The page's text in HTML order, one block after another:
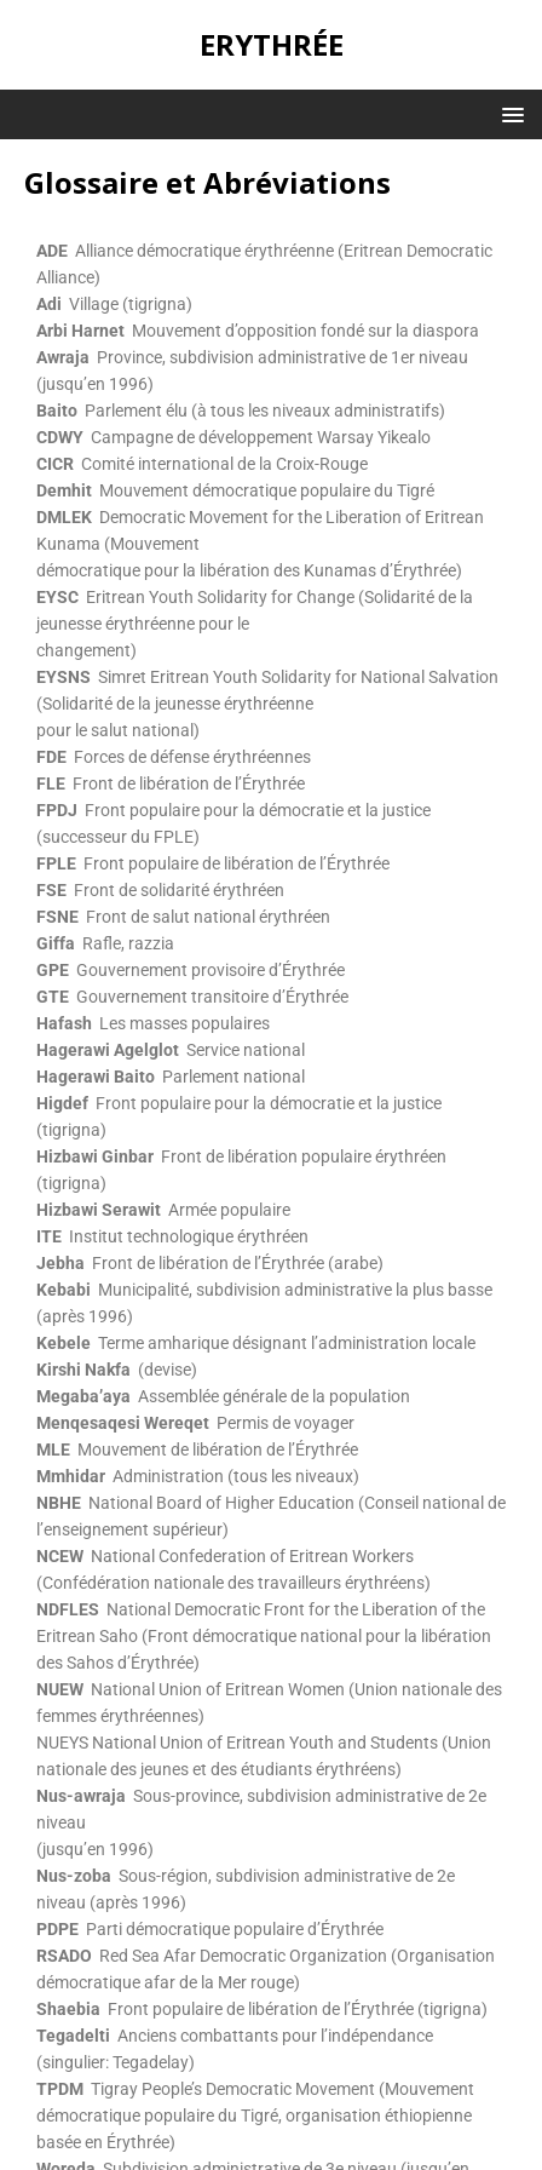
ERYTHRÉE
Glossaire et Abréviations
ADE Alliance démocratique érythréenne (Eritrean Democratic
Alliance)
Adi Village (tigrigna)
Arbi Harnet Mouvement d’opposition fondé sur la diaspora
Awraja Province, subdivision administrative de 1er niveau
(jusqu’en 1996)
Baito Parlement élu (à tous les niveaux administratifs)
CDWY Campagne de développement Warsay Yikealo
CICR Comité international de la Croix-Rouge
Demhit Mouvement démocratique populaire du Tigré
DMLEK Democratic Movement for the Liberation of Eritrean
Kunama (Mouvement
démocratique pour la libération des Kunamas d’Érythrée)
EYSC Eritrean Youth Solidarity for Change (Solidarité de la
jeunesse érythréenne pour le
changement)
EYSNS Simret Eritrean Youth Solidarity for National Salvation
(Solidarité de la jeunesse érythréenne
pour le salut national)
FDE Forces de défense érythréennes
FLE Front de libération de l’Érythrée
FPDJ Front populaire pour la démocratie et la justice
(successeur du FPLE)
FPLE Front populaire de libération de l’Érythrée
FSE Front de solidarité érythréen
FSNE Front de salut national érythréen
Giffa Rafle, razzia
GPE Gouvernement provisoire d’Érythrée
GTE Gouvernement transitoire d’Érythrée
Hafash Les masses populaires
Hagerawi Agelglot Service national
Hagerawi Baito Parlement national
Higdef Front populaire pour la démocratie et la justice
(tigrigna)
Hizbawi Ginbar Front de libération populaire érythréen
(tigrigna)
Hizbawi Serawit Armée populaire
ITE Institut technologique érythréen
Jebha Front de libération de l’Érythrée (arabe)
Kebabi Municipalité, subdivision administrative la plus basse
(après 1996)
Kebele Terme amharique désignant l’administration locale
Kirshi Nakfa (devise)
Megaba’aya Assemblée générale de la population
Menqesaqesi Wereqet Permis de voyager
MLE Mouvement de libération de l’Érythrée
Mmhidar Administration (tous les niveaux)
NBHE National Board of Higher Education (Conseil national de
l’enseignement supérieur)
NCEW National Confederation of Eritrean Workers
(Confédération nationale des travailleurs érythréens)
NDFLES National Democratic Front for the Liberation of the
Eritrean Saho (Front démocratique national pour la libération
des Sahos d’Érythrée)
NUEW National Union of Eritrean Women (Union nationale des
femmes érythréennes)
NUEYS National Union of Eritrean Youth and Students (Union
nationale des jeunes et des étudiants érythréens)
Nus-awraja Sous-province, subdivision administrative de 2e
niveau
(jusqu’en 1996)
Nus-zoba Sous-région, subdivision administrative de 2e
niveau (après 1996)
PDPE Parti démocratique populaire d’Érythrée
RSADO Red Sea Afar Democratic Organization (Organisation
démocratique afar de la Mer rouge)
Shaebia Front populaire de libération de l’Érythrée (tigrigna)
Tegadelti Anciens combattants pour l’indépendance
(singulier: Tegadelay)
TPDM Tigray People’s Democratic Movement (Mouvement
démocratique populaire du Tigré, organisation éthiopienne
basée en Érythrée)